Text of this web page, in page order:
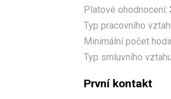
Platové ohodnocení:
Typ pracovního
Minimální počet
Typ smluvního
První kontakt